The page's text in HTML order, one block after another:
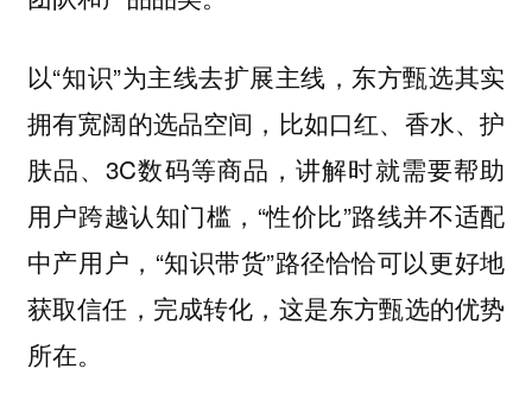
以“知识”为主线去扩展主线，东方甄选其实
拥有宽阔的选品空间，比如口红、香水、护
肤品、3C数码等商品，讲解时就需要帮助
用户跨越认知门槛，“性价比”路线并不适配
中产用户，“知识带货”路径恰恰可以更好地
获取信任，完成转化，这是东方甄选的优势
所在。